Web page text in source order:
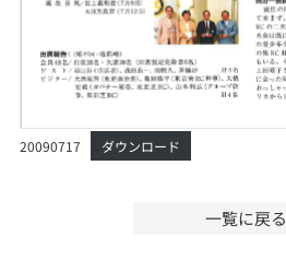
20090717 ダウンロード
一覧に戻る